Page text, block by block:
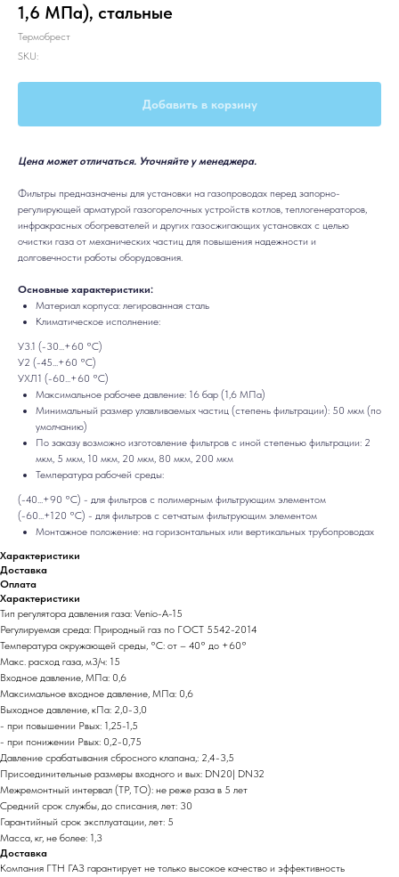
1,6 МПа), стальные
Термобрест
SKU:
Добавить в корзину
Цена может отличаться. Уточняйте у менеджера.
Фильтры предназначены для установки на газопроводах перед запорно-
регулирующей арматурой газогорелочных устройств котлов, теплогенераторов,
инфракрасных обогревателей и других газосжигающих установках с целью
очистки газа от механических частиц для повышения надежности и
долговечности работы оборудования.
Основные характеристики:
Материал корпуса: легированная сталь
Климатическое исполнение:
У3.1 (-30...+60 °C)
У2 (-45...+60 °C)
УХЛ1 (-60...+60 °C)
Максимальное рабочее давление: 16 бар (1,6 МПа)
Минимальный размер улавливаемых частиц (степень фильтрации): 50 мкм (по
умолчанию)
По заказу возможно изготовление фильтров с иной степенью фильтрации: 2
мкм, 5 мкм, 10 мкм, 20 мкм, 80 мкм, 200 мкм
Температура рабочей среды:
(-40...+90 °C) - для фильтров с полимерным фильтрующим элементом
(-60...+120 °C) - для фильтров с сетчатым фильтрующим элементом
Монтажное положение: на горизонтальных или вертикальных трубопроводах
Характеристики
Доставка
Оплата
Характеристики
Тип регулятора давления газа: Venio-A-15
Регулируемая среда: Природный газ по ГОСТ 5542-2014
Температура окружающей среды, °C: от – 40° до +60°
Макс. расход газа, м3/ч: 15
Входное давление, МПа: 0,6
Максимальное входное давление, МПа: 0,6
Выходное давление, кПа: 2,0-3,0
- при повышении Рвых: 1,25-1,5
- при понижении Рвых: 0,2-0,75
Давление срабатывания сбросного клапана,: 2,4-3,5
Присоединительные размеры входного и вых: DN20| DN32
Межремонтный интервал (ТР, ТО): не реже раза в 5 лет
Средний срок службы, до списания, лет: 30
Гарантийный срок эксплуатации, лет: 5
Масса, кг, не более: 1,3
Доставка
Компания ГТН ГАЗ гарантирует не только высокое качество и эффективность